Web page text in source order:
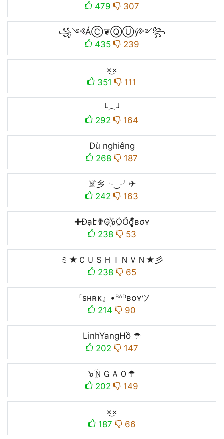
479
307
꧁༺ÁⒸ❦ⓆⓊỷ༻꧂
435
239
×͜×
351
111
╰︵╯
292
164
Dù nghiêng
268
187
☠️乡╰‿╯✈
242
163
✚Đạէ✟G꙰๖ۣۜOŐd̥̝̮͙͈͂̐̇ͮ̏̔̀̚ͅвσʏ
238
53
ミ★ＣＵＳＨＩＮＶＮ★彡
238
65
『sʜʀᴋ』•ᴮᴬᴰʙᴏʏツ
214
90
LinhYangHồ ☂
202
147
๖ۣۜＮＧＡＯ☂
202
149
×͜×
187
66